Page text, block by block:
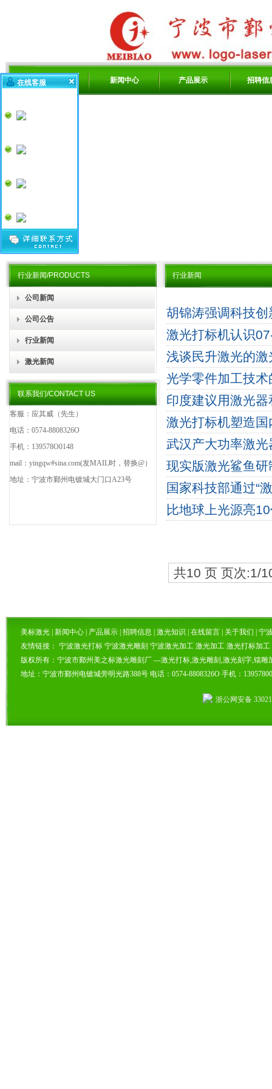
网站首页 新闻中心 产品展示 招聘信
行业新闻/PRODUCTS
公司新闻
公司公告
行业新闻
激光新闻
联系我们/CONTACT US
客服：应其威（先生）
电话：0574-8808326O
手机：139578O0148
mail：yingqw#sina.com(发MAIL时，替换@）
地址：宁波市鄞州电镀城大门口A23号
行业新闻
胡锦涛强调科技
激光打标机认识
浅谈民升激光的
光学零件加工技术
印度建议用激光
激光打标机塑造国
武汉产大功率激
现实版激光鲨鱼研
国家科技部通过“
比地球上光源亮
共10 页 页次:1/
美标激光 新闻中心| 产品展示| 招聘信息 激光知识 在线留言| 关于我们
宁
友情链接： 宁波激光打标 宁波激光雕刻 宁波激光加工 激光加工 激光打标加工
版权所有：宁波市鄞州美之标激光雕刻厂 ---激光打标,激光雕刻,激光刻字,镭
地址：宁波市鄞州电镀城旁明光路388号 电话：0574-8808326O 手机：
浙公网安备
在线客服